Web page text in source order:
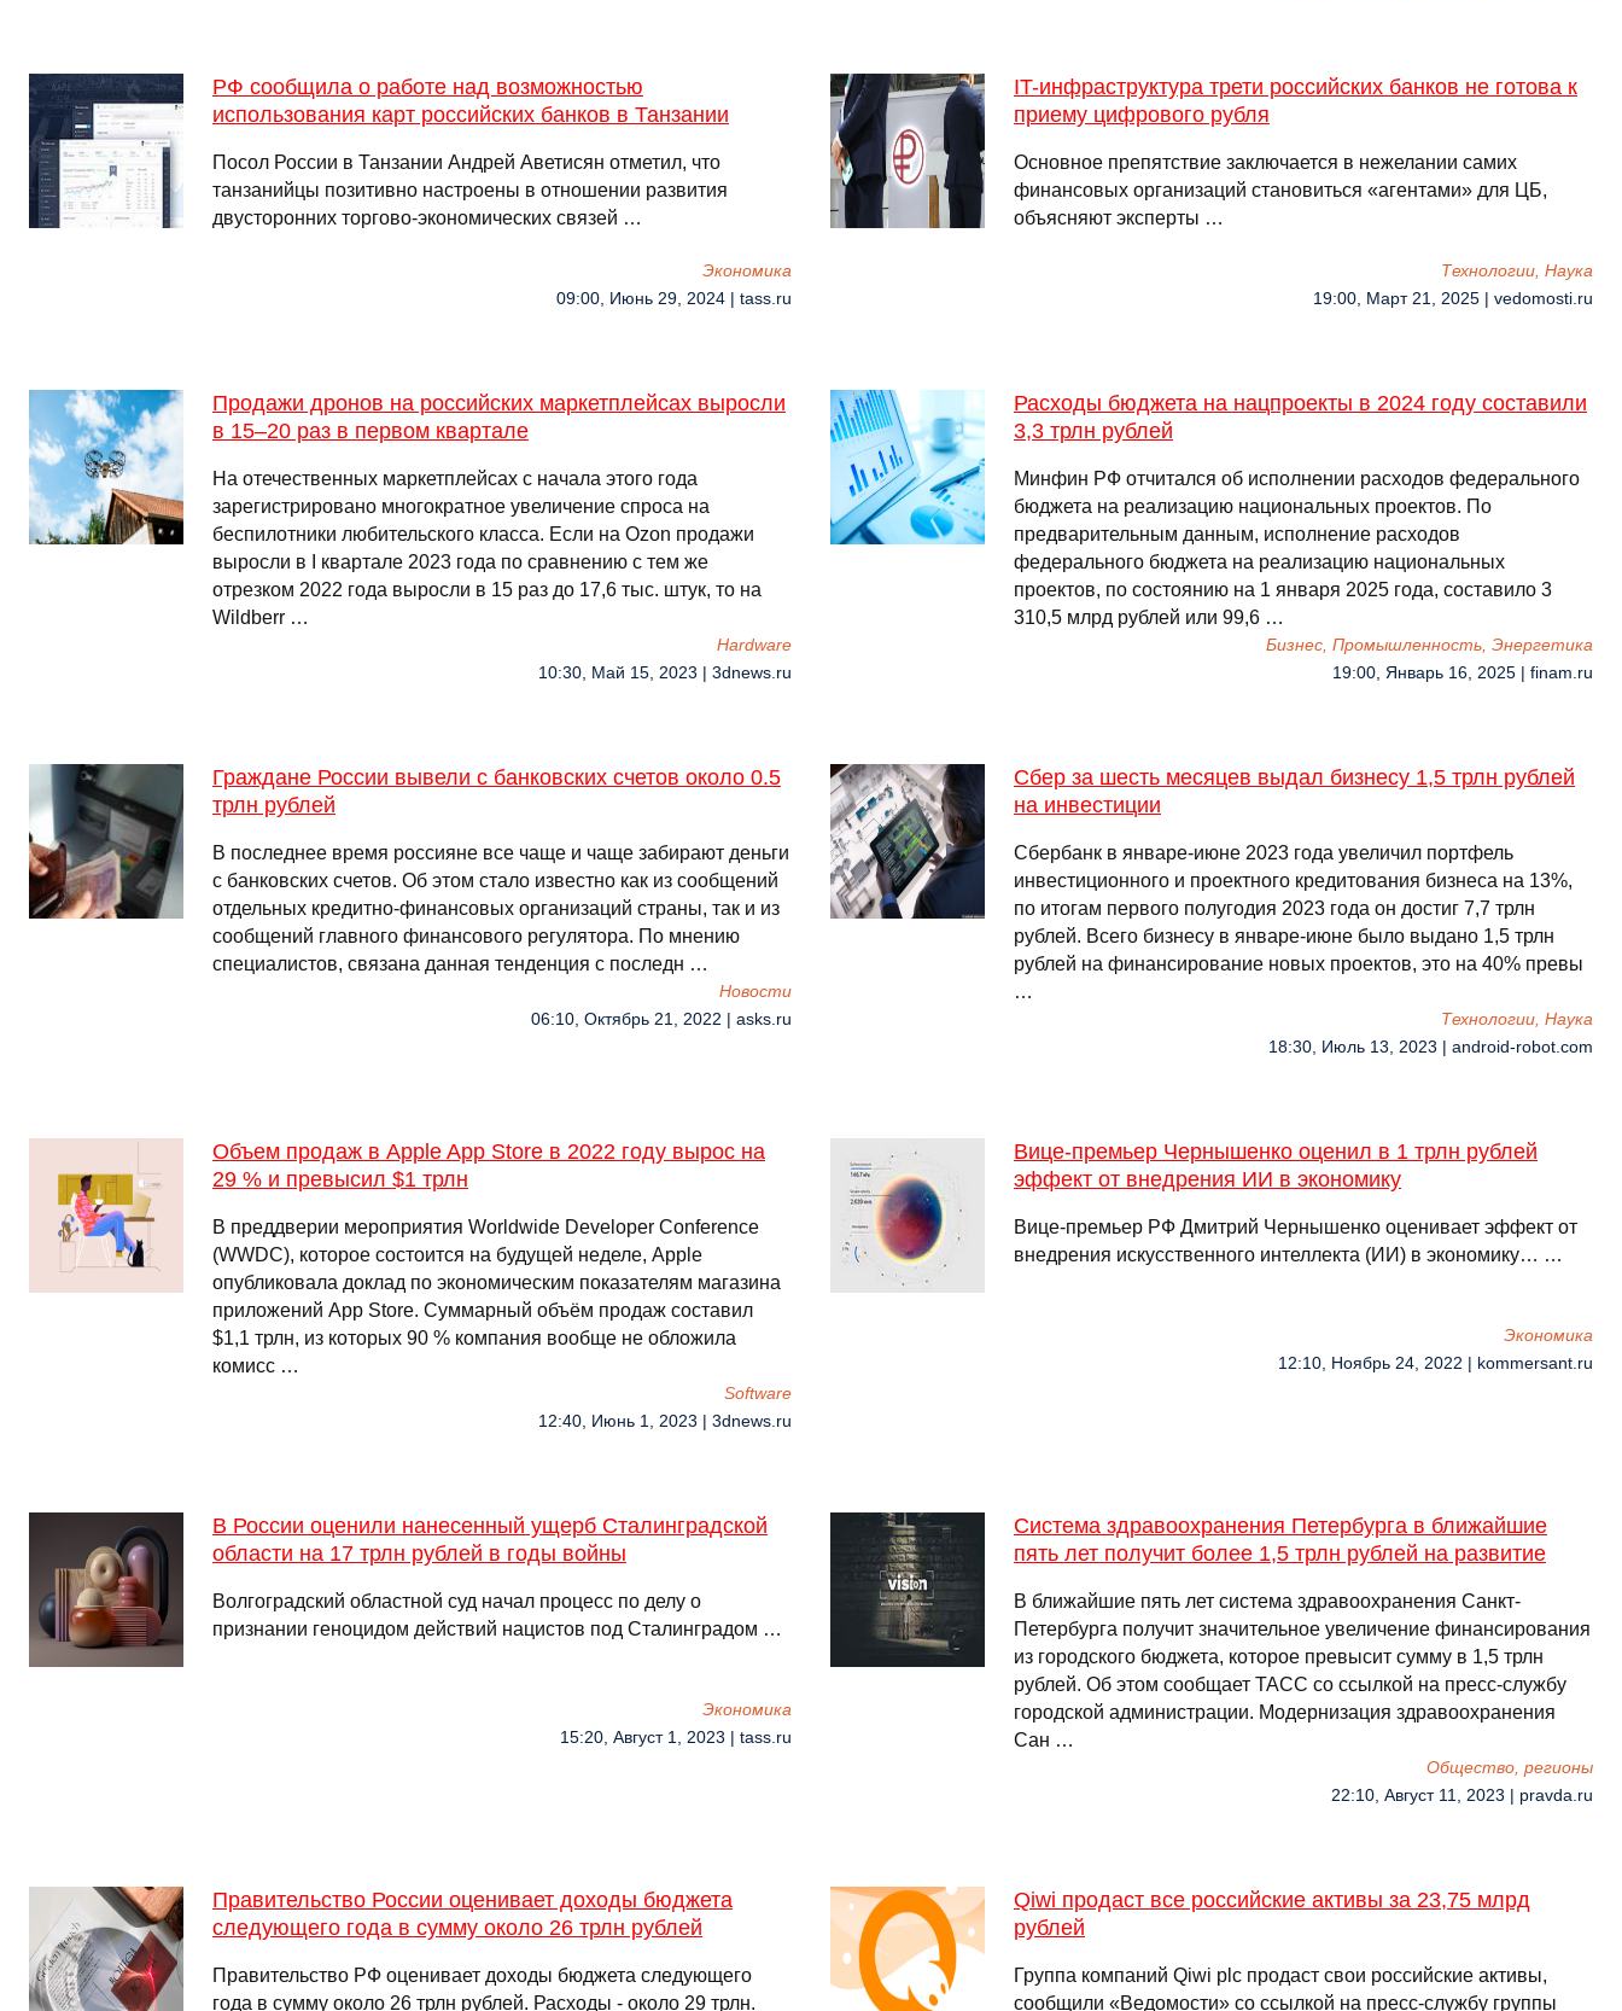
РФ сообщила о работе над возможностью
использования карт российских банков в Танзании
Посол России в Танзании Андрей Аветисян отметил, что
танзанийцы позитивно настроены в отношении развития
двусторонних торгово-экономических связей …
Экономика
09:00, Июнь 29, 2024 | tass.ru
IT-инфраструктура трети российских банков не готова к
приему цифрового рубля
Основное препятствие заключается в нежелании самих
финансовых организаций становиться «агентами» для ЦБ,
объясняют эксперты …
Технологии, Наука
19:00, Март 21, 2025 | vedomosti.ru
Продажи дронов на российских маркетплейсах выросли
в 15‒20 раз в первом квартале
На отечественных маркетплейсах с начала этого года
зарегистрировано многократное увеличение спроса на
беспилотники любительского класса. Если на Ozon продажи
выросли в I квартале 2023 года по сравнению с тем же
отрезком 2022 года выросли в 15 раз до 17,6 тыс. штук, то на
Wildberr …
Hardware
10:30, Май 15, 2023 | 3dnews.ru
Расходы бюджета на нацпроекты в 2024 году составили
3,3 трлн рублей
Минфин РФ отчитался об исполнении расходов федерального
бюджета на реализацию национальных проектов. По
предварительным данным, исполнение расходов
федерального бюджета на реализацию национальных
проектов, по состоянию на 1 января 2025 года, составило 3
310,5 млрд рублей или 99,6 …
Бизнес, Промышленность, Энергетика
19:00, Январь 16, 2025 | finam.ru
Граждане России вывели с банковских счетов около 0.5
трлн рублей
В последнее время россияне все чаще и чаще забирают деньги
с банковских счетов. Об этом стало известно как из сообщений
отдельных кредитно-финансовых организаций страны, так и из
сообщений главного финансового регулятора. По мнению
специалистов, связана данная тенденция с последн …
Новости
06:10, Октябрь 21, 2022 | asks.ru
Сбер за шесть месяцев выдал бизнесу 1,5 трлн рублей
на инвестиции
Сбербанк в январе-июне 2023 года увеличил портфель
инвестиционного и проектного кредитования бизнеса на 13%,
по итогам первого полугодия 2023 года он достиг 7,7 трлн
рублей. Всего бизнесу в январе-июне было выдано 1,5 трлн
рублей на финансирование новых проектов, это на 40% превы
…
Технологии, Наука
18:30, Июль 13, 2023 | android-robot.com
Объем продаж в Apple App Store в 2022 году вырос на
29 % и превысил $1 трлн
В преддверии мероприятия Worldwide Developer Conference
(WWDC), которое состоится на будущей неделе, Apple
опубликовала доклад по экономическим показателям магазина
приложений App Store. Суммарный объём продаж составил
$1,1 трлн, из которых 90 % компания вообще не обложила
комисс …
Software
12:40, Июнь 1, 2023 | 3dnews.ru
Вице-премьер Чернышенко оценил в 1 трлн рублей
эффект от внедрения ИИ в экономику
Вице-премьер РФ Дмитрий Чернышенко оценивает эффект от
внедрения искусственного интеллекта (ИИ) в экономику… …
Экономика
12:10, Ноябрь 24, 2022 | kommersant.ru
В России оценили нанесенный ущерб Сталинградской
области на 17 трлн рублей в годы войны
Волгоградский областной суд начал процесс по делу о
признании геноцидом действий нацистов под Сталинградом …
Экономика
15:20, Август 1, 2023 | tass.ru
Система здравоохранения Петербурга в ближайшие
пять лет получит более 1,5 трлн рублей на развитие
В ближайшие пять лет система здравоохранения Санкт-
Петербурга получит значительное увеличение финансирования
из городского бюджета, которое превысит сумму в 1,5 трлн
рублей. Об этом сообщает ТАСС со ссылкой на пресс-службу
городской администрации. Модернизация здравоохранения
Сан …
Общество, регионы
22:10, Август 11, 2023 | pravda.ru
Правительство России оценивает доходы бюджета
следующего года в сумму около 26 трлн рублей
Правительство РФ оценивает доходы бюджета следующего
года в сумму около 26 трлн рублей. Расходы - около 29 трлн.
Qiwi продаст все российские активы за 23,75 млрд
рублей
Группа компаний Qiwi plc продаст свои российские активы,
сообщили «Ведомости» со ссылкой на пресс-службу группы